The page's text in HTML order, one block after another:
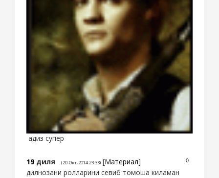
адиз супер
0
19 диля (20-Окт-2014 23:33) [Материал]
дилнозани ролларини севиб томоша киламан